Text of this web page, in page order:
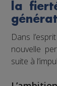
la
Dans
nouvelle
suite à